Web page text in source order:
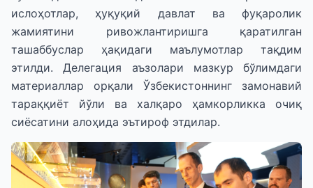
ислоҳотлар, ҳуқуқий давлат ва фуқаролик
жамиятини ривожлантиришга қаратилган
ташаббуслар ҳақидаги маълумотлар тақдим
этилди. Делегация аъзолари мазкур бўлимдаги
материаллар орқали Ўзбекистоннинг замонавий
тараққиёт йўли ва халқаро ҳамкорликка очиқ
сиёсатини алоҳида эътироф этдилар.